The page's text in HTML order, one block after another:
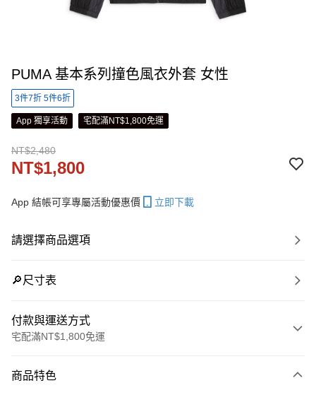
PUMA 基本系列撞色風衣外套 女性
3件7折 5件6折
App 獨享活動 宅配滿NT$1,800免運
NT$2,480
NT$1,800
App 結帳可享專屬活動優惠價 立即下載
請選擇商品選項
🔎尺寸表
付款與運送方式
宅配滿NT$1,800免運
信用卡一次付款
商品特色